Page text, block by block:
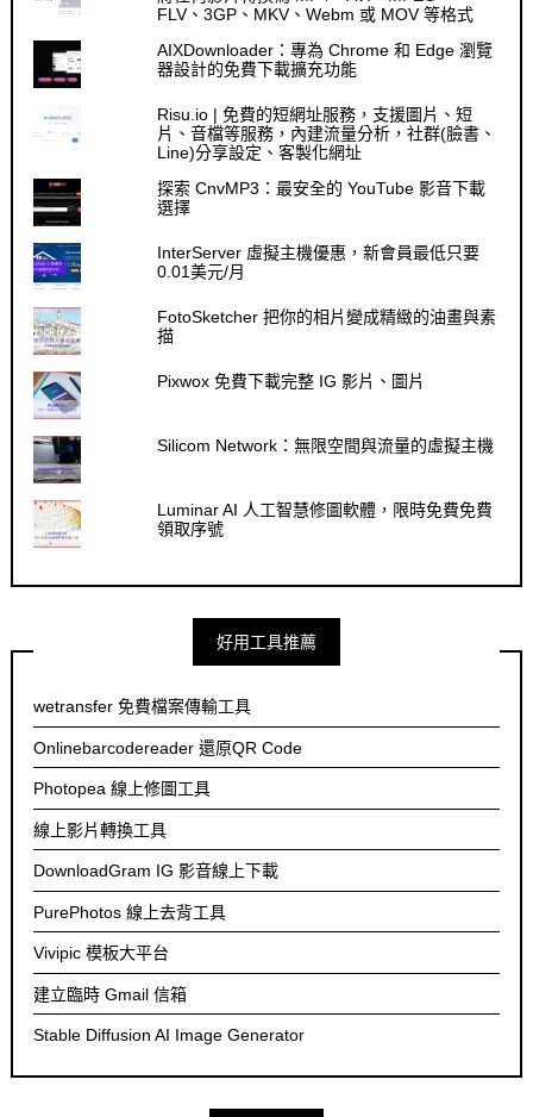
FLV、3GP、MKV、Webm 或 MOV 等格式
AIXDownloader：專為 Chrome 和 Edge 瀏覽
器設計的免費下載擴充功能
Risu.io | 免費的短網址服務，支援圖片、短
片、音檔等服務，內建流量分析，社群(臉書、
Line)分享設定、客製化網址
探索 CnvMP3：最安全的 YouTube 影音下載
選擇
InterServer 虛擬主機優惠，新會員最低只要
0.01美元/月
FotoSketcher 把你的相片變成精緻的油畫與素
描
Pixwox 免費下載完整 IG 影片、圖片
Silicom Network：無限空間與流量的虛擬主機
Luminar AI 人工智慧修圖軟體，限時免費免費
領取序號
好用工具推薦
wetransfer 免費檔案傳輸工具
Onlinebarcodereader 還原QR Code
Photopea 線上修圖工具
線上影片轉換工具
DownloadGram IG 影音線上下載
PurePhotos 線上去背工具
Vivipic 模板大平台
建立臨時 Gmail 信箱
Stable Diffusion AI Image Generator